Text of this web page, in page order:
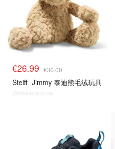
€26.99 €30.00
Steiff Jimmy 泰迪熊毛绒玩具
@dealmoon.de